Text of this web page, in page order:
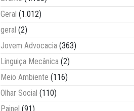
Geral (1.012)
geral (2)
Jovem Advocacia (363)
Linguiça Mecânica (2)
Meio Ambiente (116)
Olhar Social (110)
Painel (91)